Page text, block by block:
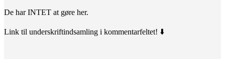
De har INTET at gøre her.
Link til underskriftindsamling i kommentarfeltet! ⬇️